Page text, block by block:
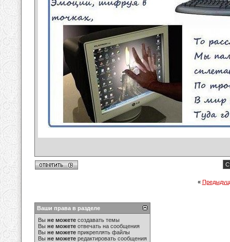
«
Ваши права в разделе
Вы не можете создавать темы
Вы не можете отвечать на сообщения
Вы не можете прикреплять файлы
Вы не можете редактировать сообщения